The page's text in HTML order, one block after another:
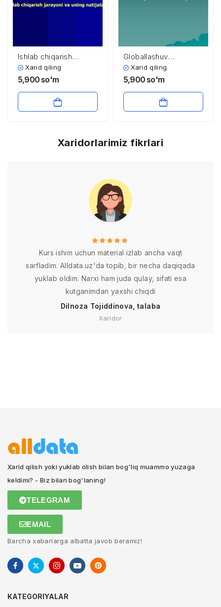
Ishlab chiqarish
jarayoni va uning
natijalari
Xarid qiling
5,900 so'm
Globallashuv
jarayonlarining
mamlakatlar iqtisodiy
Xarid qiling
5,900 so'm
Xaridorlarimiz fikrlari
Kurs ishim uchun material izlab ancha vaqt
sarfladim. Alldata.uz'da topib, bir necha daqiqada
yuklab oldim. Narxi ham juda qulay, sifati esa
kutganimdan yaxshi chiqdi
Dilnoza Tojiddinova, talaba
Xaridor
Xarid qilish yoki yuklab olish bilan bog'liq muammo yuzaga
keldimi? - Biz bilan bog'laning!
TELEGRAM
EMAIL
Barcha xabarlarga albatta javob beramiz!
KATEGORIYALAR